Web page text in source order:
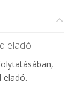
eladó
eladó.